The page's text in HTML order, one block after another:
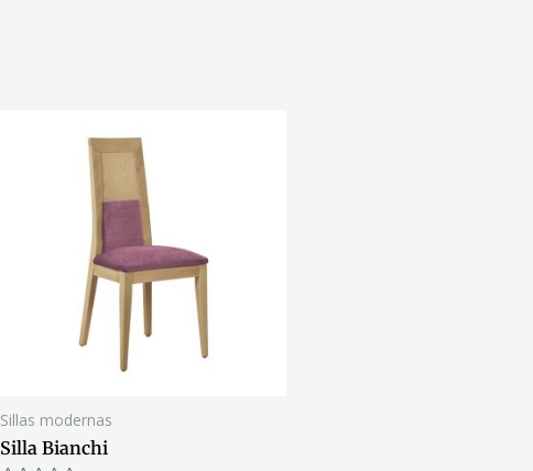
Sillas modernas
Silla Bianchi